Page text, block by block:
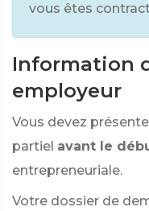
vous êtes
Information
employeur
Vous devez
partiel avant le
entrepreneuriale.
Votre dossier de